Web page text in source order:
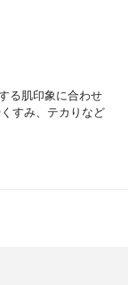
る肌印象に合わせ
すみ、テカりなど